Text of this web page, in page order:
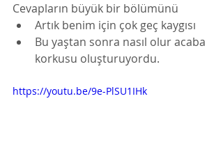
Cevapların büyük bir bölümünü
Artık benim için çok geç kaygısı
Bu yaştan sonra nasıl olur acaba
korkusu oluşturuyordu.
https://youtu.be/9e-PlSU1IHk